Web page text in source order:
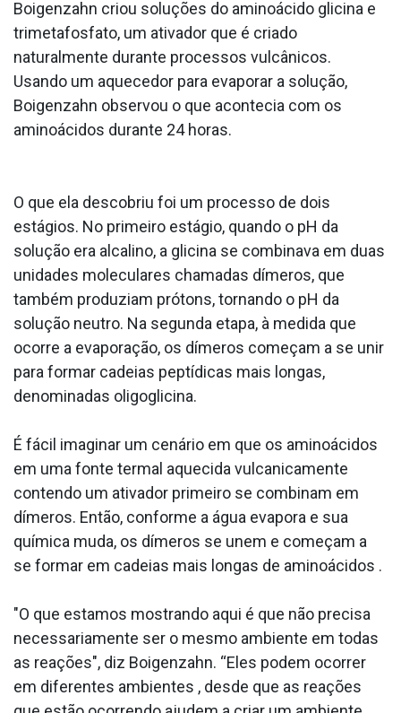
Boigenzahn criou soluções do aminoácido glicina e
trimetafosfato, um ativador que é criado
naturalmente durante processos vulcânicos.
Usando um aquecedor para evaporar a solução,
Boigenzahn observou o que acontecia com os
aminoácidos durante 24 horas.
O que ela descobriu foi um processo de dois
estágios. No primeiro estágio, quando o pH da
solução era alcalino, a glicina se combinava em duas
unidades moleculares chamadas dímeros, que
também produziam prótons, tornando o pH da
solução neutro. Na segunda etapa, à medida que
ocorre a evaporação, os dímeros começam a se unir
para formar cadeias peptídicas mais longas,
denominadas oligoglicina.
É fácil imaginar um cenário em que os aminoácidos
em uma fonte termal aquecida vulcanicamente
contendo um ativador primeiro se combinam em
dímeros. Então, conforme a água evapora e sua
química muda, os dímeros se unem e começam a
se formar em cadeias mais longas de aminoácidos .
"O que estamos mostrando aqui é que não precisa
necessariamente ser o mesmo ambiente em todas
as reações", diz Boigenzahn. “Eles podem ocorrer
em diferentes ambientes , desde que as reações